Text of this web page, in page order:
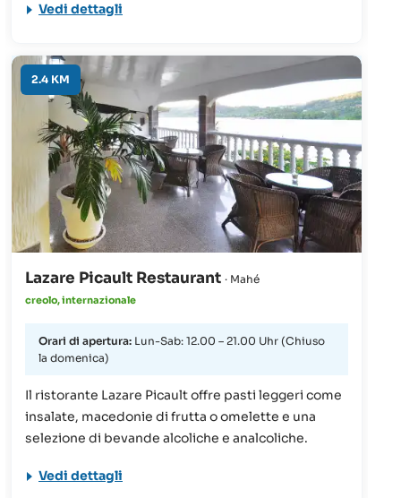
una pausa caffè: qui troverete in ogni occasione
Vedi dettagli
2.4 KM
Lazare Picault Restaurant · Mahé
creolo, internazionale
Orari di apertura: Lun-Sab: 12.00 – 21.00 Uhr (Chiuso
la domenica)
Il ristorante Lazare Picault offre pasti leggeri come
insalate, macedonie di frutta o omelette e una
selezione di bevande alcoliche e analcoliche.
Vedi dettagli